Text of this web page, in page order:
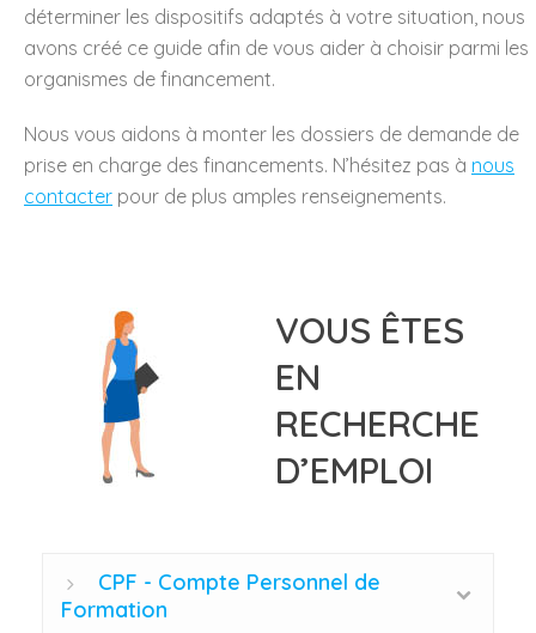
déterminer les dispositifs adaptés à votre situation, nous
avons créé ce guide afin de vous aider à choisir parmi les
organismes de financement.
Nous vous aidons à monter les dossiers de demande de
prise en charge des financements. N’hésitez pas à nous
contacter pour de plus amples renseignements.
VOUS ÊTES
EN
RECHERCHE
D’EMPLOI
CPF - Compte Personnel de
Formation